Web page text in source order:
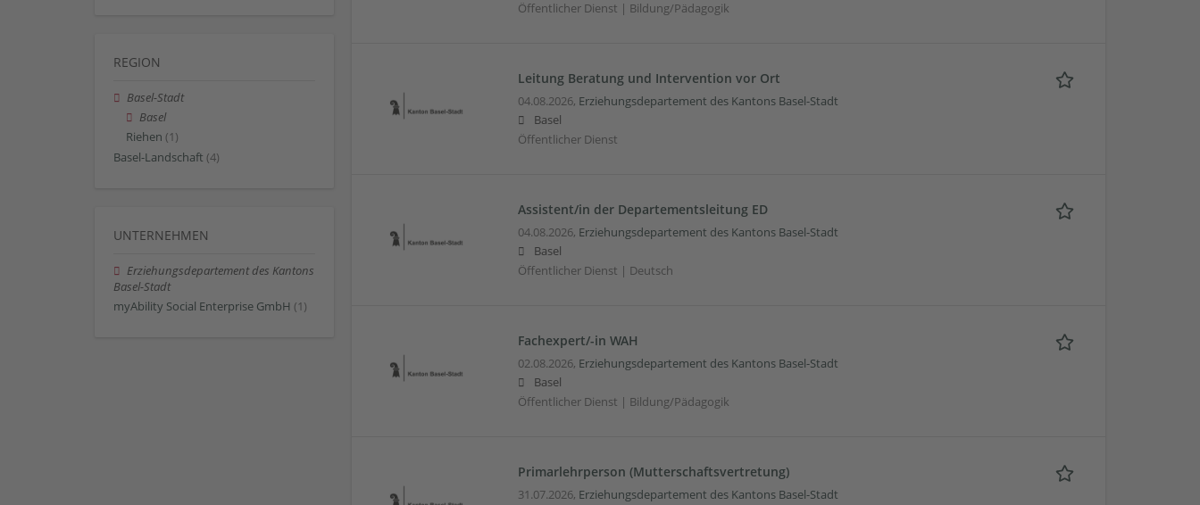
REGION
Basel-Stadt
Basel
Riehen (1)
Basel-Landschaft (4)
UNTERNEHMEN
Erziehungsdepartement des Kantons
Basel-Stadt
myAbility Social Enterprise GmbH (1)
Öffentlicher Dienst | Bildung/Pädagogik
Leitung Beratung und Intervention vor Ort
04.08.2026, Erziehungsdepartement des Kantons Basel-Stadt
Basel
Öffentlicher Dienst
Assistent/in der Departementsleitung ED
04.08.2026, Erziehungsdepartement des Kantons Basel-Stadt
Basel
Öffentlicher Dienst | Deutsch
Fachexpert/-in WAH
02.08.2026, Erziehungsdepartement des Kantons Basel-Stadt
Basel
Öffentlicher Dienst | Bildung/Pädagogik
Primarlehrperson (Mutterschaftsvertretung)
31.07.2026, Erziehungsdepartement des Kantons Basel-Stadt